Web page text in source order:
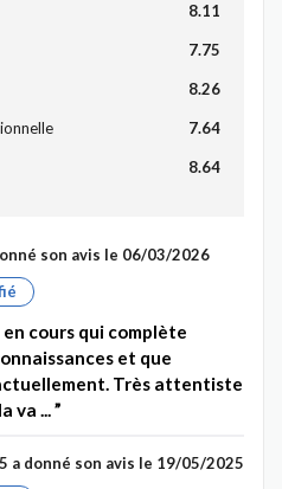
8.11
7.75
8.26
7.64
8.64
son avis le 06/03/2026
cours qui complète
et que
Très attentiste
va ...
a donné son avis le 19/05/2025